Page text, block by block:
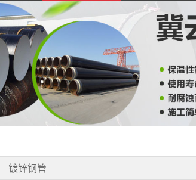
镀锌钢管